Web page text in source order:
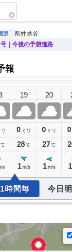
報 地震情報
県
醒井峡谷
｜今後の予想進路
報
リ
℃
s
19
0 ミリ
28℃
1 m/s
20
0 ミリ
27℃
1 m/s
0
1
1時間毎 今日